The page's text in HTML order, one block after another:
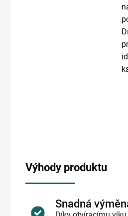
Výhody produktu
Snadná